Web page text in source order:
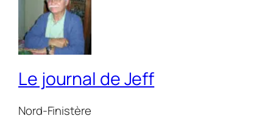
Le journal de Jeff
Nord-Finistère